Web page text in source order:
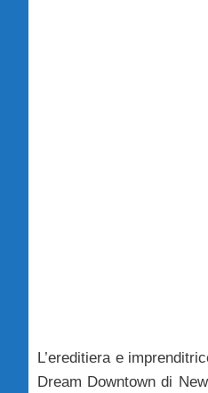
L’ereditiera e
Dream Downtown di